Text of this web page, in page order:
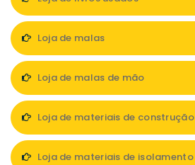
Loja de malas
Loja de malas de mão
Loja de materiais de construção
Loja de materiais de isolamento